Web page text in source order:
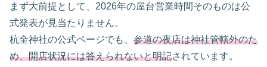
まず大前提として、2026年の屋台営業時間そのものは公
式発表が見当たりません。
杭全神社の公式ページでも、 参道の夜店は神社管轄外のた
め、開店状況には答えられないと明記されています。